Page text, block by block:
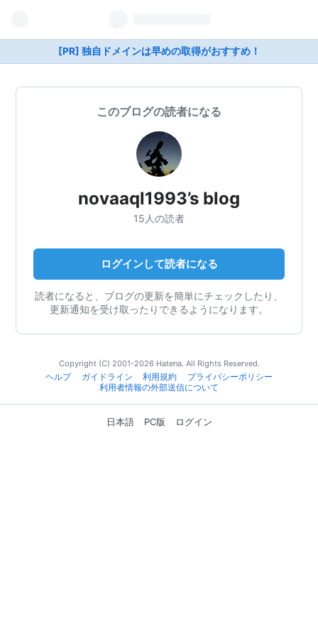
[PR] 独自ドメインは早めの取得がおすすめ！
このブログの読者になる
novaaql1993’s blog
15人の読者
ログインして読者になる
読者になると、ブログの更新を簡単にチェックしたり、
更新通知を受け取ったりできるようになります。
Copyright (C) 2001-2026 Hatena. All Rights Reserved.
ヘルプ
ガイドライン 利用規約
プライバシーポリシー
利用者情報の外部送信について
日本語 PC版 ログイン